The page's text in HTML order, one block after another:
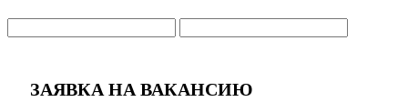
ЗАЯВКА НА ВАКАНСИЮ